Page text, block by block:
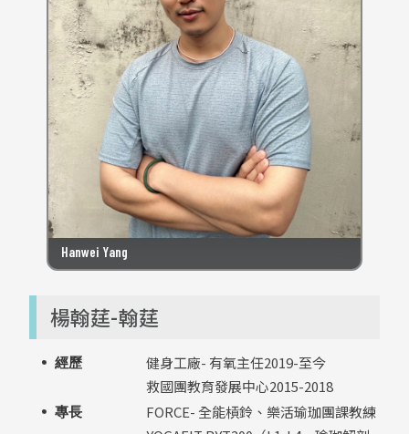
Hanwei Yang
楊翰莛-翰莛
經歷
健身工廠- 有氧主任2019-至今
救國團教育發展中心2015-2018
專長
FORCE- 全能槓鈴、樂活瑜珈團課教練